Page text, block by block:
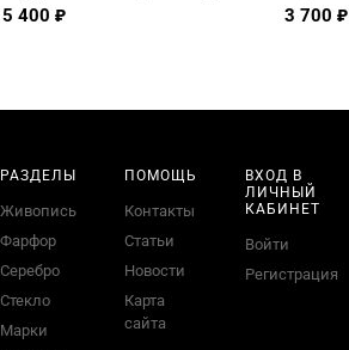
Н. Е. Жуковского»
5 400 ₽
ВВМИУ»
3 700 ₽
РАЗДЕЛЫ
Живопись
Фарфор
Серебро
Стекло
Марки
ПОМОЩЬ
Контакты
Статьи
Новости
Карта
сайта
ВХОД В
ЛИЧНЫЙ
КАБИНЕТ
Войти
Регистрация